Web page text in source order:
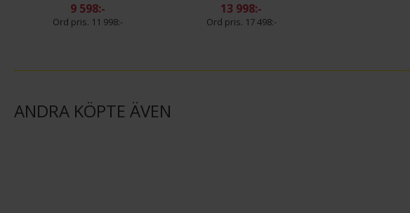
9 598:-
11 998:-
13 998:-
17 498:-
ANDRA KÖPTE ÄVEN